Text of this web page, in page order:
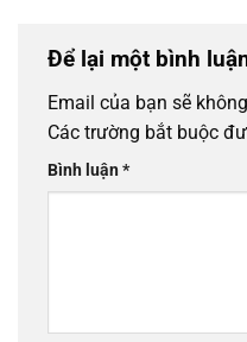
Để lại một bình
Email của bạn sẽ
Các trường bắt buộc
Bình luận*